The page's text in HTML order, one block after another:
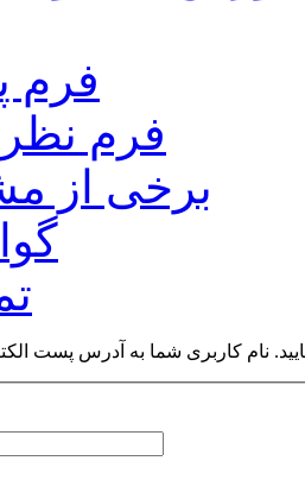
فرم
فرم
برخی از
نام کاربری شما به آدرس پست